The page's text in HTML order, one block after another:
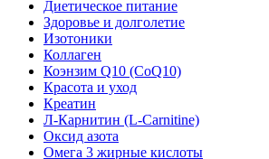
Диетическое питание
Здоровье и долголетие
Изотоники
Коллаген
Коэнзим Q10 (CoQ10)
Красота и уход
Креатин
Л-Карнитин (L-Сarnitine)
Оксид азота
Омега 3 жирные кислоты